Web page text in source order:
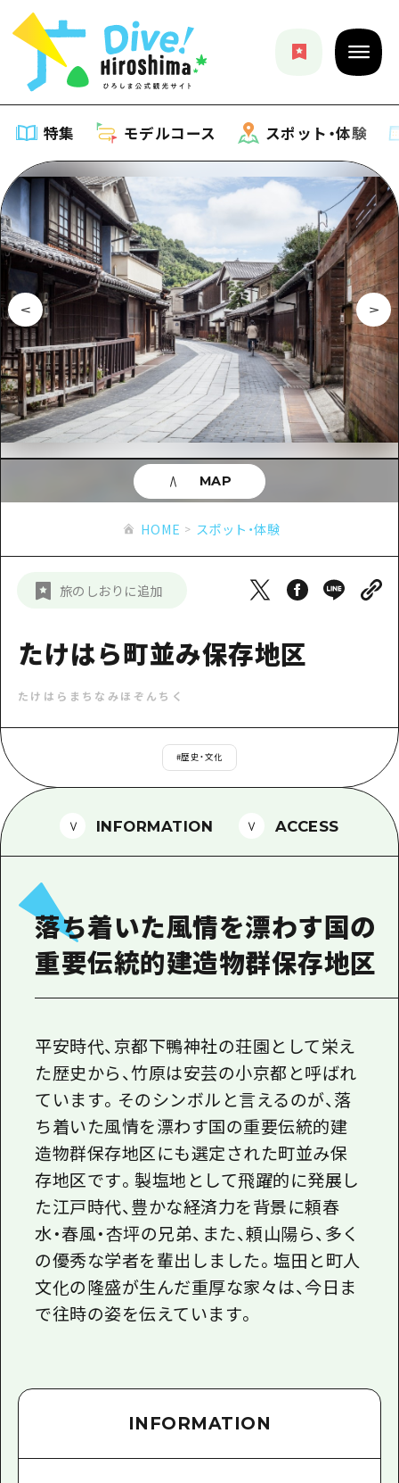
特集 モデルコース スポット・体験
特集
特集一覧
おすすめ
アート
イベント・祭り
グルメ・酒
サイクリング
ショッピング
スポーツ
ナイトライフ
定番
モデルコース
モデルコース一覧
Dive! Hiroshima 公式ガイド
広島もしもトラベル
あたらしい非日常
広島市周辺
安芸
備北
芸北
山口県東部
弾丸
日帰り
2泊3日
スポット・体験
スポット・体験一覧
広島市周辺
安芸
備後
備北
芸北
山口県東部
愛媛県
イベント
旬情報
お役立ち情報
お役立ち情報一覧
アクセス
お得な周遊チケット
HIROSHIMA FREE Wi-Fi
観光案内所
広島県を訪れる外国人旅行者向け情報一
ボランティアガイド
ガイドブック
広島県の魅力を動画でご紹介！
メディア掲載情報
フォトダウンロード
関連リンク
新着情報
事業者・学校関係者の皆さま
HOME スポット・体験
旅のしおりに追加
たけはら町並み保存地区
たけはらまちなみほぞんちく
#歴史・文化
MAP
INFORMATION ACCESS
落ち着いた風情を漂わす国の
重要伝統的建造物群保存地区
平安時代、京都下鴨神社の荘園として栄え
た歴史から、竹原は安芸の小京都と呼ばれ
ています。そのシンボルと言えるのが、落
ち着いた風情を漂わす国の重要伝統的建
造物群保存地区にも選定された町並み保
存地区です。製塩地として飛躍的に発展し
た江戸時代、豊かな経済力を背景に頼春
水・春風・杏坪の兄弟、また、頼山陽ら、多く
の優秀な学者を輩出しました。塩田と町人
文化の隆盛が生んだ重厚な家々は、今日ま
で往時の姿を伝えています。
INFORMATION